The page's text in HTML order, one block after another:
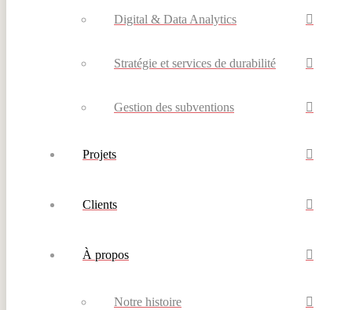
Digital & Data Analytics
Stratégie et services de durabilité
Gestion des subventions
Projets
Clients
À propos
Notre histoire